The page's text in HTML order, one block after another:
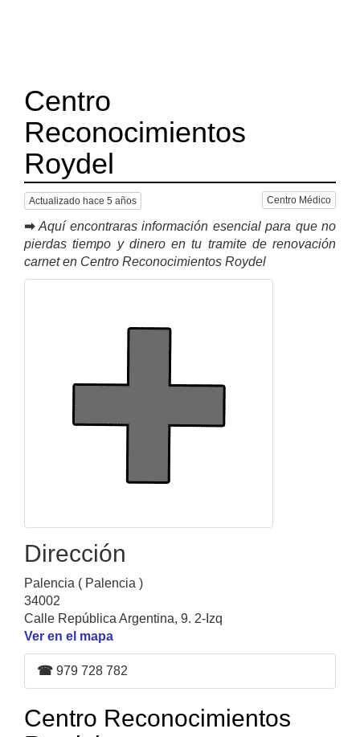
Centro
Reconocimientos
Roydel
Actualizado hace 5 años Centro Médico
➡ Aquí encontraras información esencial para que no
pierdas tiempo y dinero en tu tramite de renovación
carnet en Centro Reconocimientos Roydel
Dirección
Palencia ( Palencia )
34002
Calle República Argentina, 9. 2-Izq
Ver en el mapa
☎ 979 728 782
Centro Reconocimientos